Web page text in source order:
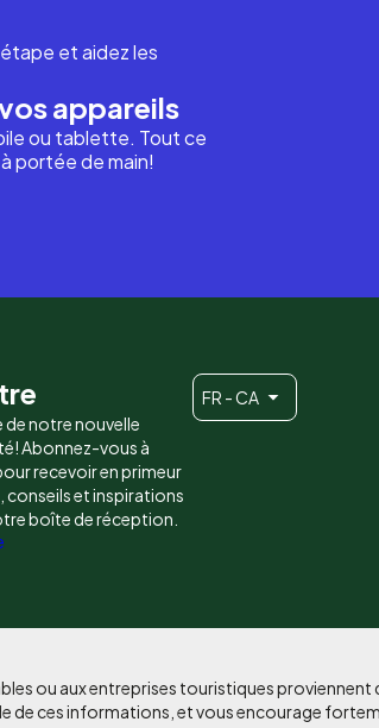
et aidez les
appareils
ou tablette. Tout ce
portée de main!
de notre nouvelle
Abonnez-vous à
recevoir en primeur
conseils et inspirations
boîte de réception.
FR - CA
ou aux entreprises touristiques
de ces informations, et vous encourage